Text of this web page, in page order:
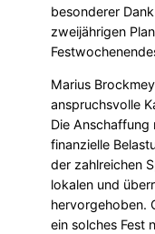
besonderer
zweijährigen
Marius
anspruchsvolle
Die Anschaffung
finanzielle
der zahlreichen
lokalen und
hervorgehoben.
ein solches Fest